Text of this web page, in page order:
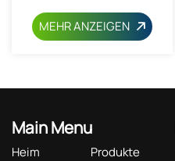
MEHR ANZEIGEN
Main Menu
Heim
Produkte